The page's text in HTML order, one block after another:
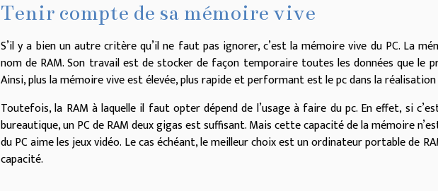
Tenir compte de sa mémoire vive
S’il y a bien un autre critère qu’il ne faut pas ignorer, c’est la mémoire vive du PC. La
nom de RAM. Son travail est de stocker de façon temporaire toutes les données que le
Ainsi, plus la mémoire vive est élevée, plus rapide et performant est le pc dans la réalisation
Toutefois, la RAM à laquelle il faut opter dépend de l’usage à faire du pc. En effet, si
bureautique, un PC de RAM deux gigas est suffisant. Mais cette capacité de la mémoire
du PC aime les jeux vidéo. Le cas échéant, le meilleur choix est un ordinateur portable de
capacité.